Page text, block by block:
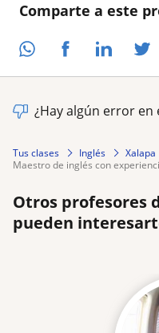
Comparte a este
¿Hay algún error en
Tus clases Inglés
Xalapa
maestro de inglés con
Otros profesores
pueden